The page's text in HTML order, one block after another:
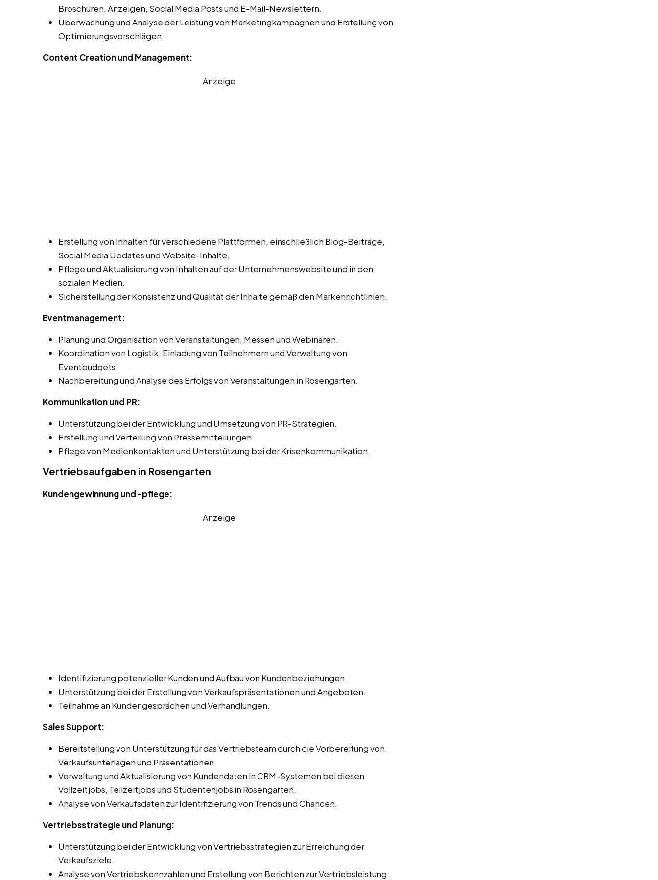
Broschüren, Anzeigen, Social Media Posts und E-Mail-Newslettern.
Überwachung und Analyse der Leistung von Marketingkampagnen und Erstellung von
Optimierungsvorschlägen.
Content Creation und Management:
Anzeige
Erstellung von Inhalten für verschiedene Plattformen, einschließlich Blog-Beiträge,
Social Media Updates und Website-Inhalte.
Pflege und Aktualisierung von Inhalten auf der Unternehmenswebsite und in den
sozialen Medien.
Sicherstellung der Konsistenz und Qualität der Inhalte gemäß den Markenrichtlinien.
Eventmanagement:
Planung und Organisation von Veranstaltungen, Messen und Webinaren.
Koordination von Logistik, Einladung von Teilnehmern und Verwaltung von
Eventbudgets.
Nachbereitung und Analyse des Erfolgs von Veranstaltungen in Rosengarten.
Kommunikation und PR:
Unterstützung bei der Entwicklung und Umsetzung von PR-Strategien.
Erstellung und Verteilung von Pressemitteilungen.
Pflege von Medienkontakten und Unterstützung bei der Krisenkommunikation.
Vertriebsaufgaben in Rosengarten
Kundengewinnung und -pflege:
Anzeige
Identifizierung potenzieller Kunden und Aufbau von Kundenbeziehungen.
Unterstützung bei der Erstellung von Verkaufspräsentationen und Angeboten.
Teilnahme an Kundengesprächen und Verhandlungen.
Sales Support:
Bereitstellung von Unterstützung für das Vertriebsteam durch die Vorbereitung von
Verkaufsunterlagen und Präsentationen.
Verwaltung und Aktualisierung von Kundendaten in CRM-Systemen bei diesen
Vollzeitjobs, Teilzeitjobs und Studentenjobs in Rosengarten.
Analyse von Verkaufsdaten zur Identifizierung von Trends und Chancen.
Vertriebsstrategie und Planung:
Unterstützung bei der Entwicklung von Vertriebsstrategien zur Erreichung der
Verkaufsziele.
Analyse von Vertriebskennzahlen und Erstellung von Berichten zur Vertriebsleistung.